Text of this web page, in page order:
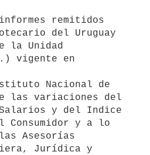
del Uruguay
la Unidad
vigente en
Nacional de
las variaciones del
y del Indice
Consumidor y a lo
Asesorías
Jurídica y